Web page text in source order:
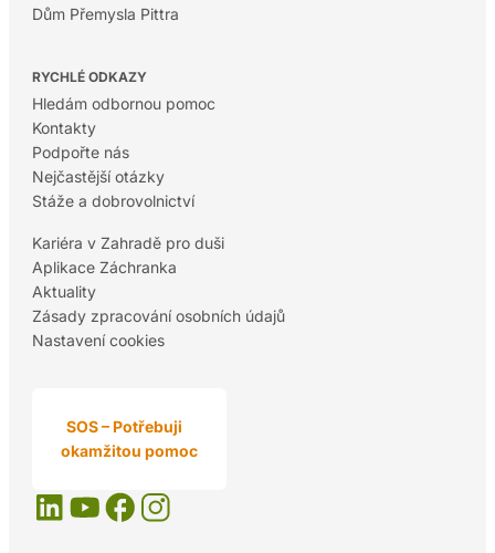
Dům Přemysla Pittra
RYCHLÉ ODKAZY
Hledám odbornou pomoc
Kontakty
Podpořte nás
Nejčastější otázky
Stáže a dobrovolnictví
Kariéra v Zahradě pro duši
Aplikace Záchranka
Aktuality
Zásady zpracování osobních údajů
Nastavení cookies
SOS – Potřebuji
okamžitou pomoc